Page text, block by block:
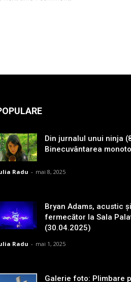
Din jurnalul unui ninja
Binecuvântarea
Radu - mai 8, 2025
Bryan Adams, acustic și
fermecător la Sala
(30.04.2025)
Radu - mai 1, 2025
Galerie foto: Plimbare